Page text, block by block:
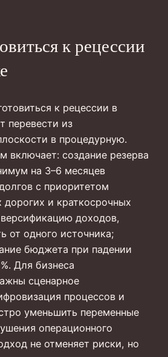
к рецессии
к рецессии в
перевести из
в процедурную.
включает: создание резерва
на 3–6 месяцев
с приоритетом
и краткосрочных
доходов,
от одного источника;
бюджета при падении
Для бизнеса
сценарное
процессов и
уменьшить переменные
операционного
не отменяет риски, но